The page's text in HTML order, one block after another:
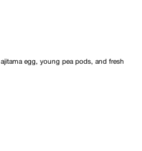
egg, young pea pods, and fresh